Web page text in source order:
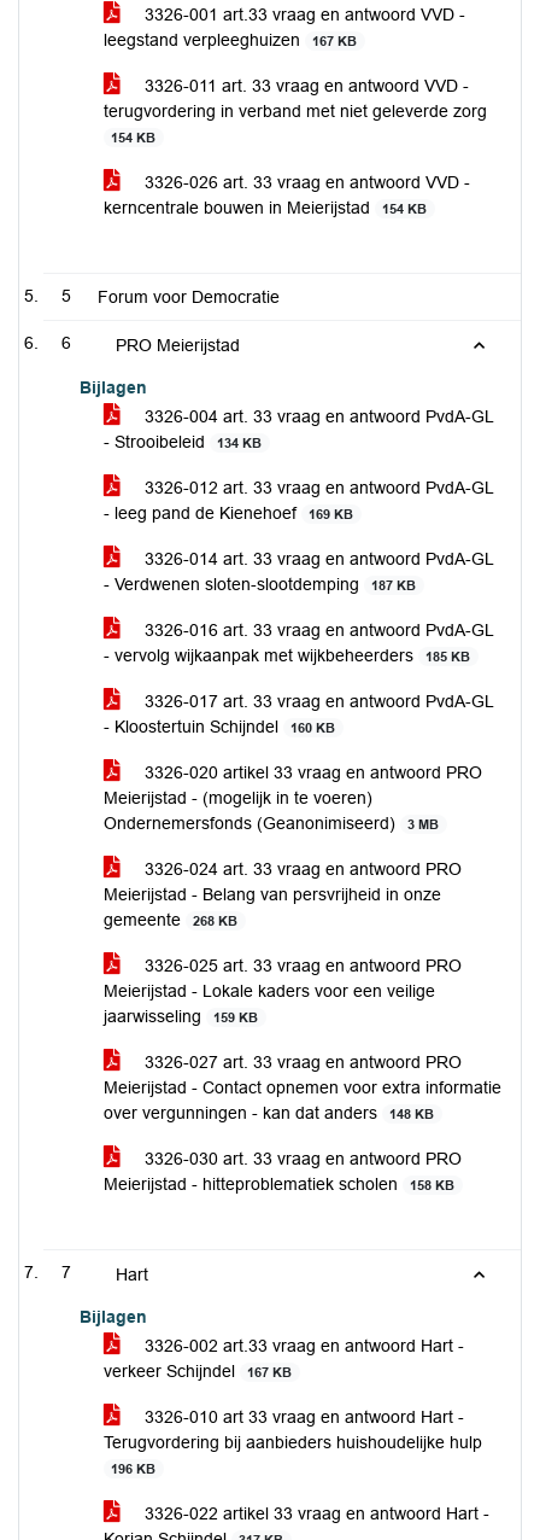
3326-001 art.33 vraag en antwoord VVD -
leegstand verpleeghuizen
167 KB
3326-011 art. 33 vraag en antwoord VVD -
terugvordering in verband met niet geleverde zorg
154 KB
3326-026 art. 33 vraag en antwoord VVD -
kerncentrale bouwen in Meierijstad
154 KB
5 Forum voor Democratie
6 PRO Meierijstad
Bijlagen
3326-004 art. 33 vraag en antwoord PvdA-GL
- Strooibeleid
134 KB
3326-012 art. 33 vraag en antwoord PvdA-GL
- leeg pand de Kienehoef
169 KB
3326-014 art. 33 vraag en antwoord PvdA-GL
- Verdwenen sloten-slootdemping
187 KB
3326-016 art. 33 vraag en antwoord PvdA-GL
- vervolg wijkaanpak met wijkbeheerders
185 KB
3326-017 art. 33 vraag en antwoord PvdA-GL
- Kloostertuin Schijndel
160 KB
3326-020 artikel 33 vraag en antwoord PRO
Meierijstad - (mogelijk in te voeren)
Ondernemersfonds (Geanonimiseerd)
3 MB
3326-024 art. 33 vraag en antwoord PRO
Meierijstad - Belang van persvrijheid in onze
gemeente
268 KB
3326-025 art. 33 vraag en antwoord PRO
Meierijstad - Lokale kaders voor een veilige
jaarwisseling
159 KB
3326-027 art. 33 vraag en antwoord PRO
Meierijstad - Contact opnemen voor extra informatie
over vergunningen - kan dat anders
148 KB
3326-030 art. 33 vraag en antwoord PRO
Meierijstad - hitteproblematiek scholen
158 KB
7 Hart
Bijlagen
3326-002 art.33 vraag en antwoord Hart -
verkeer Schijndel
167 KB
3326-010 art 33 vraag en antwoord Hart -
Terugvordering bij aanbieders huishoudelijke hulp
196 KB
3326-022 artikel 33 vraag en antwoord Hart -